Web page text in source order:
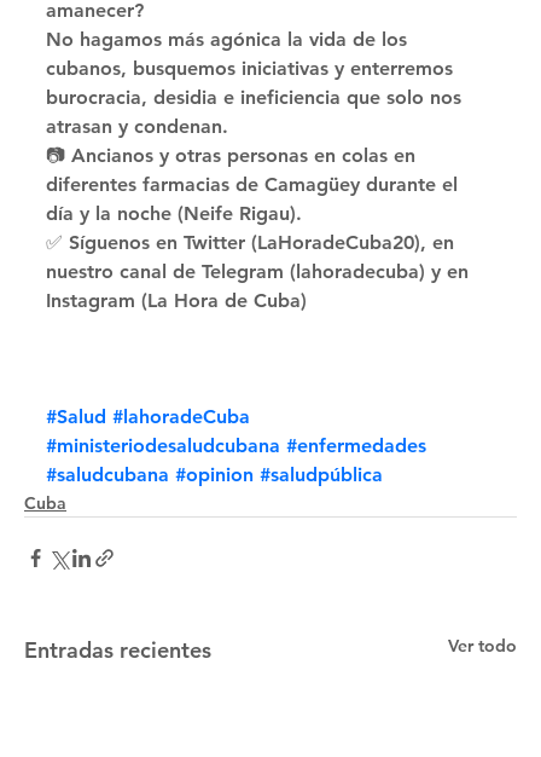
amanecer?
No hagamos más agónica la vida de los
cubanos, busquemos iniciativas y enterremos
burocracia, desidia e ineficiencia que solo nos
atrasan y condenan.
📷 Ancianos y otras personas en colas en
diferentes farmacias de Camagüey durante el
día y la noche (Neife Rigau).
✅ Síguenos en Twitter (LaHoradeCuba20), en
nuestro canal de Telegram (lahoradecuba) y en
Instagram (La Hora de Cuba)
#Salud #lahoradeCuba
#ministeriodesaludcubana #enfermedades
#saludcubana #opinion #saludpública
Cuba
Entradas recientes Ver todo